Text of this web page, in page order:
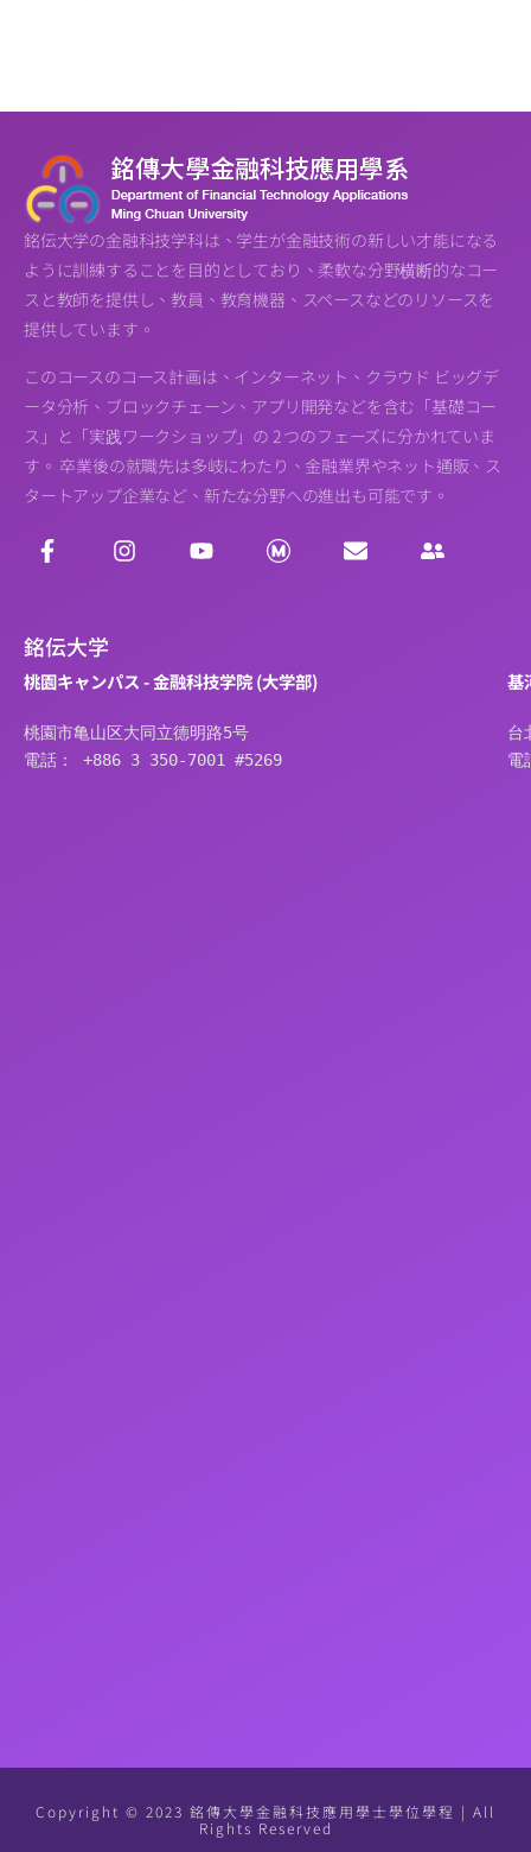
銘伝大学の金融科技学科は、学生が金融技術の新しい才能になる
ように訓練することを目的としており、柔軟な分野横断的なコー
スと教師を提供し、教員、教育機器、スペースなどのリソースを
提供しています。
このコースのコース計画は、インターネット、クラウド ビッグデ
ータ分析、ブロックチェーン、アプリ開発などを含む「基礎コー
ス」と「実践ワークショップ」の 2 つのフェーズに分かれていま
す。 卒業後の就職先は多岐にわたり、金融業界やネット通販、ス
タートアップ企業など、新たな分野への進出も可能です。
銘伝大学
桃園キャンパス - 金融科技学院 (大学部)
桃園市亀山区大同立德明路5号
電話： +886 3 350-7001 #5269
基
台
電
Copyright © 2023 銘傳大學金融科技應用學士學位學程 | All
Rights Reserved